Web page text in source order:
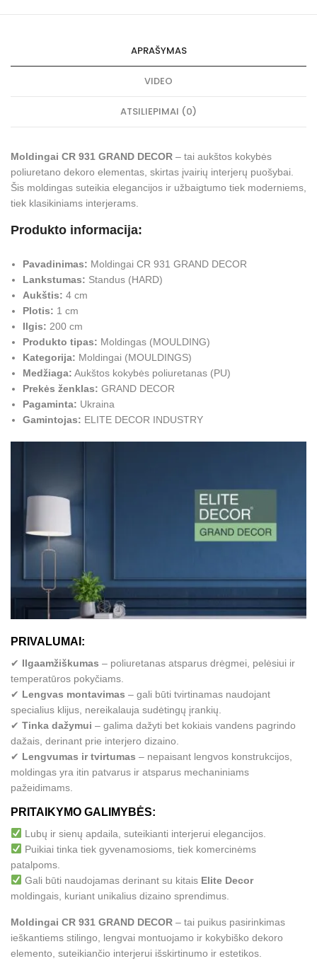
APRAŠYMAS
VIDEO
ATSILIEPIMAI (0)
Moldingai CR 931 GRAND DECOR – tai aukštos kokybės
poliuretano dekoro elementas, skirtas įvairių interjerų puošybai.
Šis moldingas suteikia elegancijos ir užbaigtumo tiek moderniems,
tiek klasikiniams interjerams.
Produkto informacija:
Pavadinimas: Moldingai CR 931 GRAND DECOR
Lankstumas: Standus (HARD)
Aukštis: 4 cm
Plotis: 1 cm
Ilgis: 200 cm
Produkto tipas: Moldingas (MOULDING)
Kategorija: Moldingai (MOULDINGS)
Medžiaga: Aukštos kokybės poliuretanas (PU)
Prekės ženklas: GRAND DECOR
Pagaminta: Ukraina
Gamintojas: ELITE DECOR INDUSTRY
PRIVALUMAI:
✔ Ilgaamžiškumas – poliuretanas atsparus drėgmei, pelėsiui ir
temperatūros pokyčiams.
✔ Lengvas montavimas – gali būti tvirtinamas naudojant
specialius klijus, nereikalauja sudėtingų įrankių.
✔ Tinka dažymui – galima dažyti bet kokiais vandens pagrindo
dažais, derinant prie interjero dizaino.
✔ Lengvumas ir tvirtumas – nepaisant lengvos konstrukcijos,
moldingas yra itin patvarus ir atsparus mechaniniams
pažeidimams.
PRITAIKYMO GALIMYBĖS:
Lubų ir sienų apdaila, suteikianti interjerui elegancijos.
Puikiai tinka tiek gyvenamosioms, tiek komercinėms
patalpoms.
Gali būti naudojamas derinant su kitais Elite Decor
moldingais, kuriant unikalius dizaino sprendimus.
Moldingai CR 931 GRAND DECOR – tai puikus pasirinkimas
ieškantiems stilingo, lengvai montuojamo ir kokybiško dekoro
elemento, suteikiančio interjerui išskirtinumo ir estetikos.